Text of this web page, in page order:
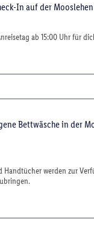
In auf der
ab 15:00 Uhr für
Bettwäsche in der
Handtücher werden zur